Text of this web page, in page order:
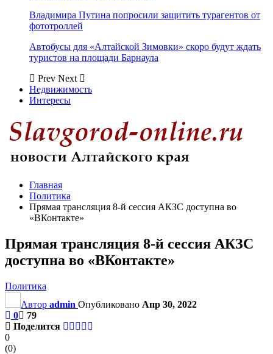
Владимира Путина попросили защитить турагентов от
фототроллей
Автобусы для «Алтайской Зимовки» скоро будут ждать
туристов на площади Барнаула
Prev Next
Недвижимость
Интересы
Главная
Политика
Прямая трансляция 8-й сессия АКЗС доступна во
«ВКонтакте»
Прямая трансляция 8-й сессия АКЗС
доступна во «ВКонтакте»
Политика
Автор admin Опубликовано Апр 30, 2022
0
79
Поделится
0
(0)